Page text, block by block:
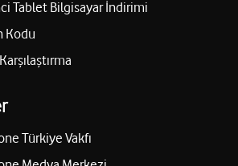
Tablet Bilgisayar İndirimi
Kodu
Türkiye Vakfı